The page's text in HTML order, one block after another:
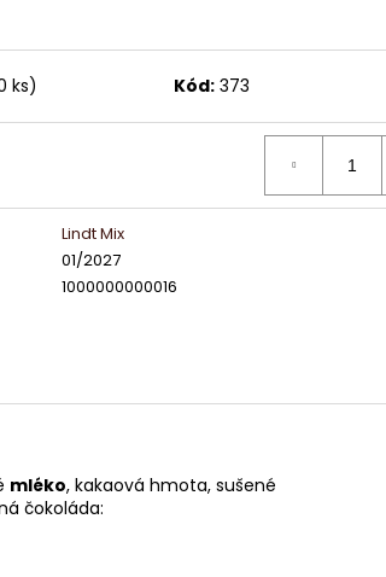
ks) Kód: 373
Lindt Mix
01/2027
1000000000016
mléko, kakaová hmota, sušené
čokoláda: